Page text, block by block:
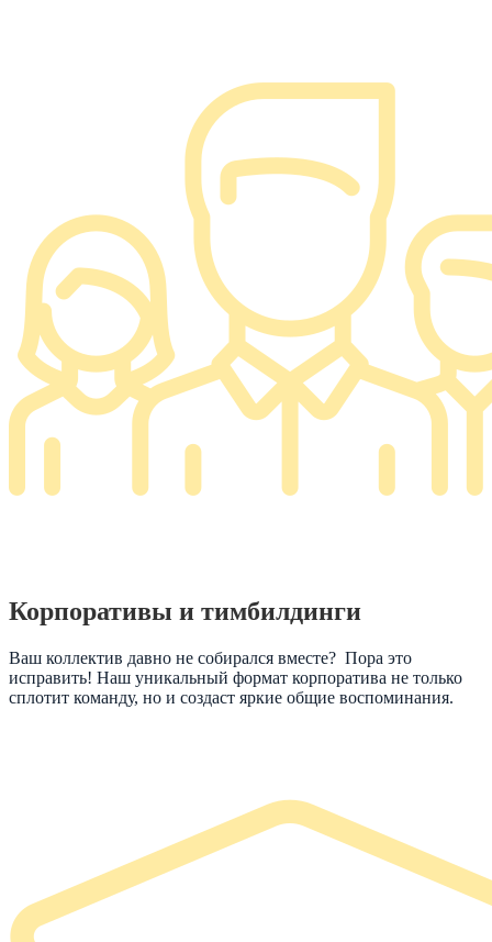
Корпоративы и тимбилдинги
Ваш коллектив давно не собирался вместе? Пора это
исправить! Наш уникальный формат корпоратива не только
сплотит команду, но и создаст яркие общие воспоминания.